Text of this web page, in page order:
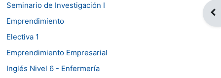
Seminario de Investigación I
Emprendimiento
Electiva 1
Emprendimiento Empresarial
Inglés Nivel 6 - Enfermería